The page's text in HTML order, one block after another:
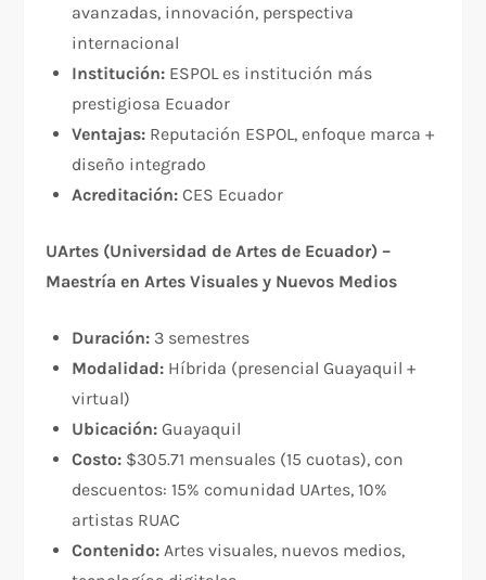
avanzadas, innovación, perspectiva
internacional
Institución: ESPOL es institución más
prestigiosa Ecuador
Ventajas: Reputación ESPOL, enfoque marca +
diseño integrado
Acreditación: CES Ecuador
UArtes (Universidad de Artes de Ecuador) –
Maestría en Artes Visuales y Nuevos Medios
Duración: 3 semestres
Modalidad: Híbrida (presencial Guayaquil +
virtual)
Ubicación: Guayaquil
Costo: $305.71 mensuales (15 cuotas), con
descuentos: 15% comunidad UArtes, 10%
artistas RUAC
Contenido: Artes visuales, nuevos medios,